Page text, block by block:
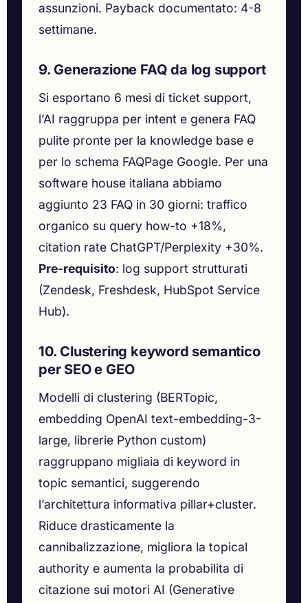
assunzioni. Payback documentato: 4-8
settimane.
9. Generazione FAQ da log support
Si esportano 6 mesi di ticket support,
l’AI raggruppa per intent e genera FAQ
pulite pronte per la knowledge base e
per lo schema FAQPage Google. Per una
software house italiana abbiamo
aggiunto 23 FAQ in 30 giorni: traffico
organico su query how-to +18%,
citation rate ChatGPT/Perplexity +30%.
Pre-requisito: log support strutturati
(Zendesk, Freshdesk, HubSpot Service
Hub).
10. Clustering keyword semantico
per SEO e GEO
Modelli di clustering (BERTopic,
embedding OpenAI text-embedding-3-
large, librerie Python custom)
raggruppano migliaia di keyword in
topic semantici, suggerendo
l’architettura informativa pillar+cluster.
Riduce drasticamente la
cannibalizzazione, migliora la topical
authority e aumenta la probabilita di
citazione sui motori AI (Generative